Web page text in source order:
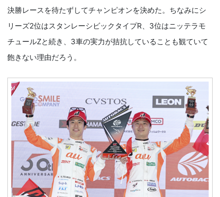
決勝レースを待たずしてチャンピオンを決めた。ちなみにシ
リーズ2位はスタンレーシビックタイプR、3位はニッテラモ
チュールZと続き、3車の実力が拮抗していることも観ていて
飽きない理由だろう。